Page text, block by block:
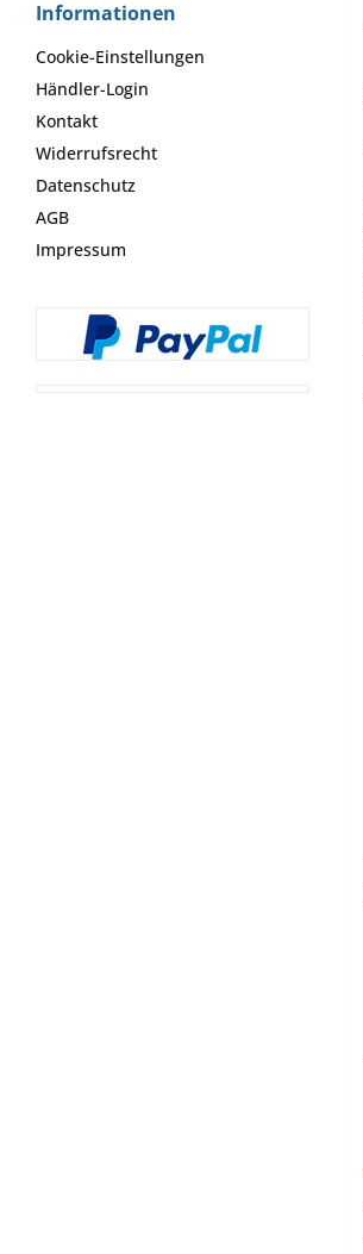
Informationen
Cookie-Einstellungen
Händler-Login
Kontakt
Widerrufsrecht
Datenschutz
AGB
Impressum